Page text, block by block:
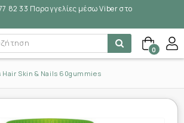
82 33 Παραγγελίες μέσω Viber στο
0
Hair Skin & Nails 60gummies